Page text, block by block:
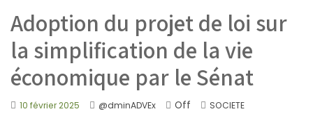
Adoption du projet de loi sur
la simplification de la vie
économique par le Sénat
10 février 2025 @dminADVEx Off SOCIETE